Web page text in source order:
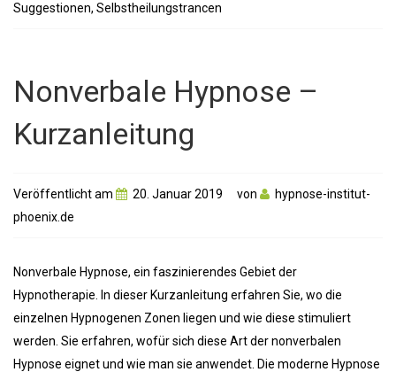
Suggestionen, Selbstheilungstrancen
Nonverbale Hypnose –
Kurzanleitung
Veröffentlicht am 20. Januar 2019 von
hypnose-institut-
phoenix.de
Nonverbale Hypnose, ein faszinierendes Gebiet der
Hypnotherapie. In dieser Kurzanleitung erfahren Sie, wo die
einzelnen Hypnogenen Zonen liegen und wie diese stimuliert
werden. Sie erfahren, wofür sich diese Art der nonverbalen
Hypnose eignet und wie man sie anwendet. Die moderne Hypnose